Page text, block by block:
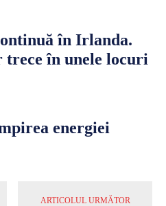
în Irlanda.
în unele locuri
energiei
ARTICOLUL URMĂTOR